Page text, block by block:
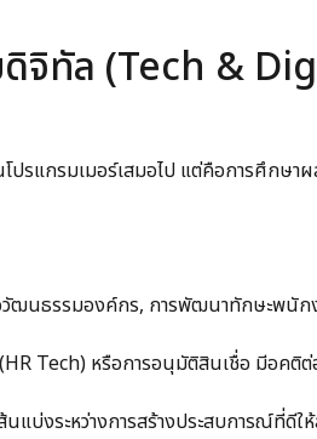
ดิจิทัล (Tech &
รแกรมเมอร์เสมอไป แต่คือการศึกษาผ
ฒนธรรมองค์กร, การพัฒนาทักษะพนั
(HR Tech) หรือการอนุมัติสินเชื่อ มีอค
นแบ่งระหว่างการสร้างประสบการณ์ที่ดีใ